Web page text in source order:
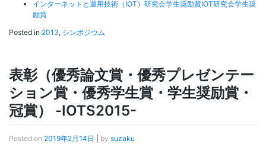
インターネットと運用技術（IOT）研究会学生奨励賞IOT研究会学生奨
励賞
Posted in 2013, シンポジウム
表彰（優秀論文賞・優秀プレゼンテー
ション賞・優秀学生賞・学生奨励賞・
冠賞） -IOTS2015-
Posted on 2019年2月14日 by suzaku